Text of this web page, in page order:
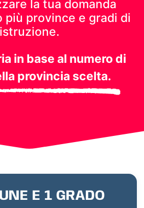
la tua domanda
più province e gradi di
istruzione.
in base al numero di
provincia scelta.
E 1 GRADO